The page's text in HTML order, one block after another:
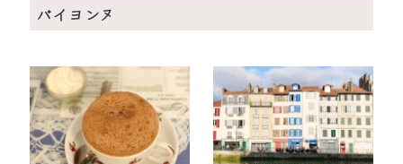
バイヨンヌ